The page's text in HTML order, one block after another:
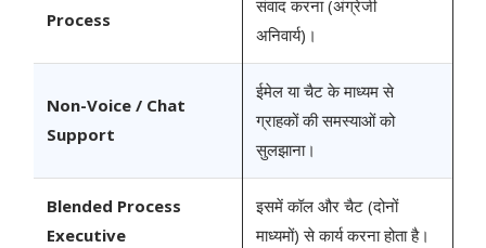
Process
संवाद करना (अंग्रेजी
अनिवार्य)।
Non-Voice / Chat
Support
ईमेल या चैट के माध्यम से
ग्राहकों की समस्याओं को
सुलझाना।
Blended Process
Executive
इसमें कॉल और चैट (दोनों
माध्यमों) से कार्य करना होता है।